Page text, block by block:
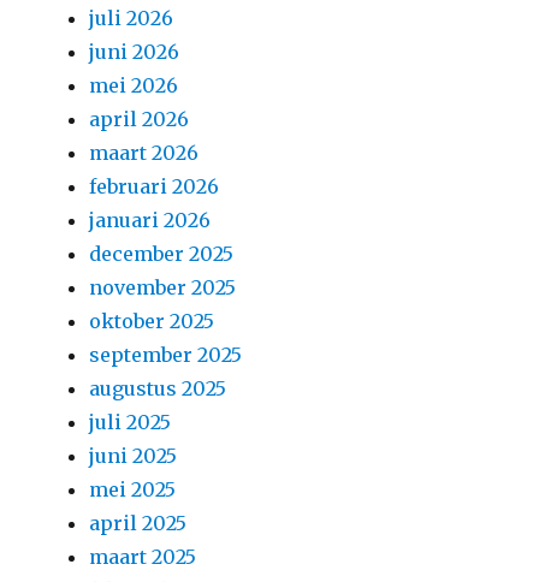
juli 2026
juni 2026
mei 2026
april 2026
maart 2026
februari 2026
januari 2026
december 2025
november 2025
oktober 2025
september 2025
augustus 2025
juli 2025
juni 2025
mei 2025
april 2025
maart 2025